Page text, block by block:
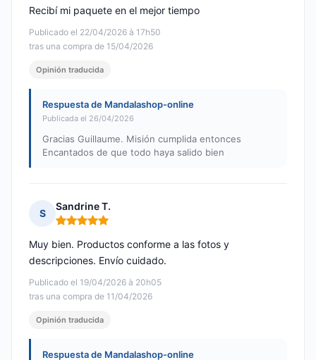
Publicado el 22/04/2026 à 17h50
tras una compra de 15/04/2026
Recibí mi paquete en el mejor tiempo
Opinión traducida
Respuesta de Mandalashop-online
Publicada el 26/04/2026
Gracias Guillaume. Misión cumplida entonces
Encantados de que todo haya salido bien
S
Sandrine T.
Nota: 5 de 5
Publicado el 19/04/2026 à 20h05
tras una compra de 11/04/2026
Muy bien. Productos conforme a las fotos y
descripciones. Envío cuidado.
Opinión traducida
Respuesta de Mandalashop-online